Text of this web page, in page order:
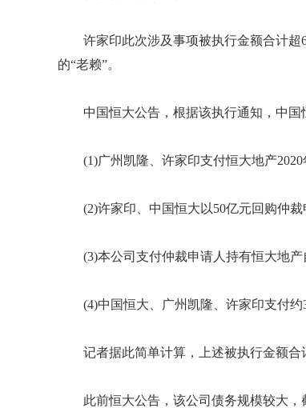
许家印此次涉及事项被执行金额合计
的“老赖”。
中国恒大公告，根据该执行通知，中国
(1)广州凯隆、许家印支付恒大地产
(2)许家印、中国恒大以50亿元回购仲
(3)本公司支付仲裁申请人持有恒大地产
(4)中国恒大、广州凯隆、许家印支付约
记者据此简单计算，上述被执行金额合
此前恒大公告，该公司债务规模较大，